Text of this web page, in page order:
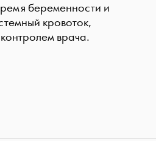
беременности и
кровоток,
врача.